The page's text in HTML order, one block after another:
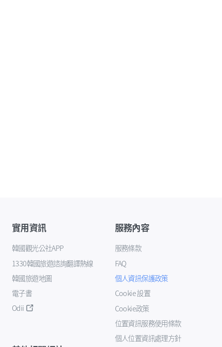
實用資訊
韓國觀光公社APP
1330韓國旅遊諮詢翻譯熱線
韓國旅遊地圖
電子書
Odii
服務內容
服務條款
FAQ
個人資訊保護政策
Cookie 設置
Cookie政策
位置資訊服務使用條款
個人位置資訊處理方針